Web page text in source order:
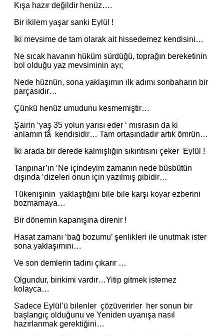
Kışa hazır değildir henüz….
Bir ikilem yaşar sanki Eylül !
İki mevsime de tam olarak ait hissedemez kendisini…
Ne sıcak havanın hüküm sürdüğü, toprağın bereketinin
bol olduğu yaz mevsiminin ayı;
Nede hüznün, sona yaklaşımın ilk adımı sonbaharın bir
parçasıdır…
Çünkü henüz umudunu kesmemiştir…
Şairin ‘yaş 35 yolun yarısı eder ‘ mısrasın da ki
anlamın tâ kendisidir… Tam ortasındadır artık ömrün…
İki arada bir derede kalmışlığın sıkıntısını çeker Eylül !
Tanpınar’ın ‘Ne içindeyim zamanın nede büsbütün
dışında ‘dizeleri onun için yazılmış gibidir…
Tükenişinin yaklaştığını bile bile karşı koyar ezberini
bozmamaya…
Bir dönemin kapanışına direnir !
Hasat zamanı ‘bağ bozumu’ şenlikleri ile unutmak ister
sona yaklaşımını…
Ve son demlerin tadını çıkarır …
Olgundur, birikimi vardır…Yitip gitmek istemez
kolayca…
Sadece Eylül’ü bilenler çözüverirler her sonun bir
başlangıç olduğunu ve Yeniden uyanışa nasıl
hazırlanmak gerektiğini…